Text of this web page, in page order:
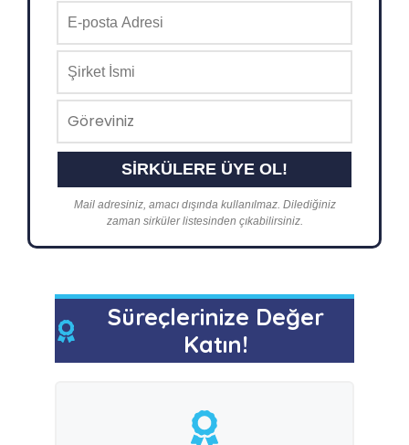
Mail adresiniz, amacı dışında kullanılmaz. Dilediğiniz
zaman sirküler listesinden çıkabilirsiniz.
Süreçlerinize Değer
Katın!